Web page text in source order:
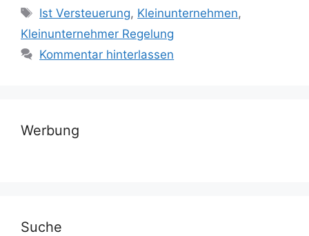
Schlagwörter
Ist Versteuerung, Kleinunternehmen,
Kleinunternehmer Regelung
Kommentar hinterlassen
Werbung
Suche